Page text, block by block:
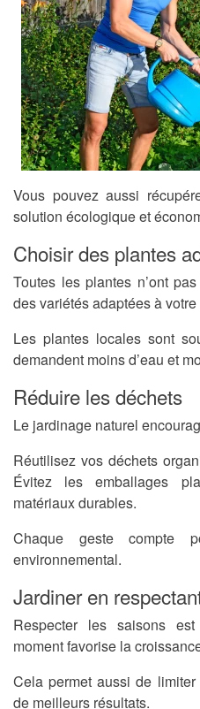
Vous pouvez aussi
solution écologique et
Choisir des plantes
Toutes les plantes n’ont
des variétés adaptées à
Les plantes locales sont
demandent moins d’eau et
Réduire les déchets
Le jardinage naturel
Réutilisez vos déchets
Évitez les emballages
matériaux durables.
Chaque geste compte
environnemental.
Jardiner en
Respecter les saisons
moment favorise la
Cela permet aussi de
de meilleurs résultats.